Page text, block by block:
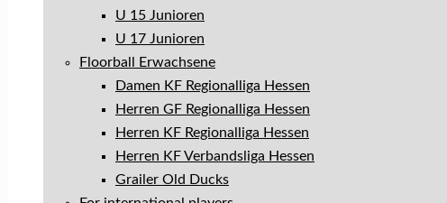
U 15 Junioren
U 17 Junioren
Floorball Erwachsene
Damen KF Regionalliga Hessen
Herren GF Regionalliga Hessen
Herren KF Regionalliga Hessen
Herren KF Verbandsliga Hessen
Grailer Old Ducks